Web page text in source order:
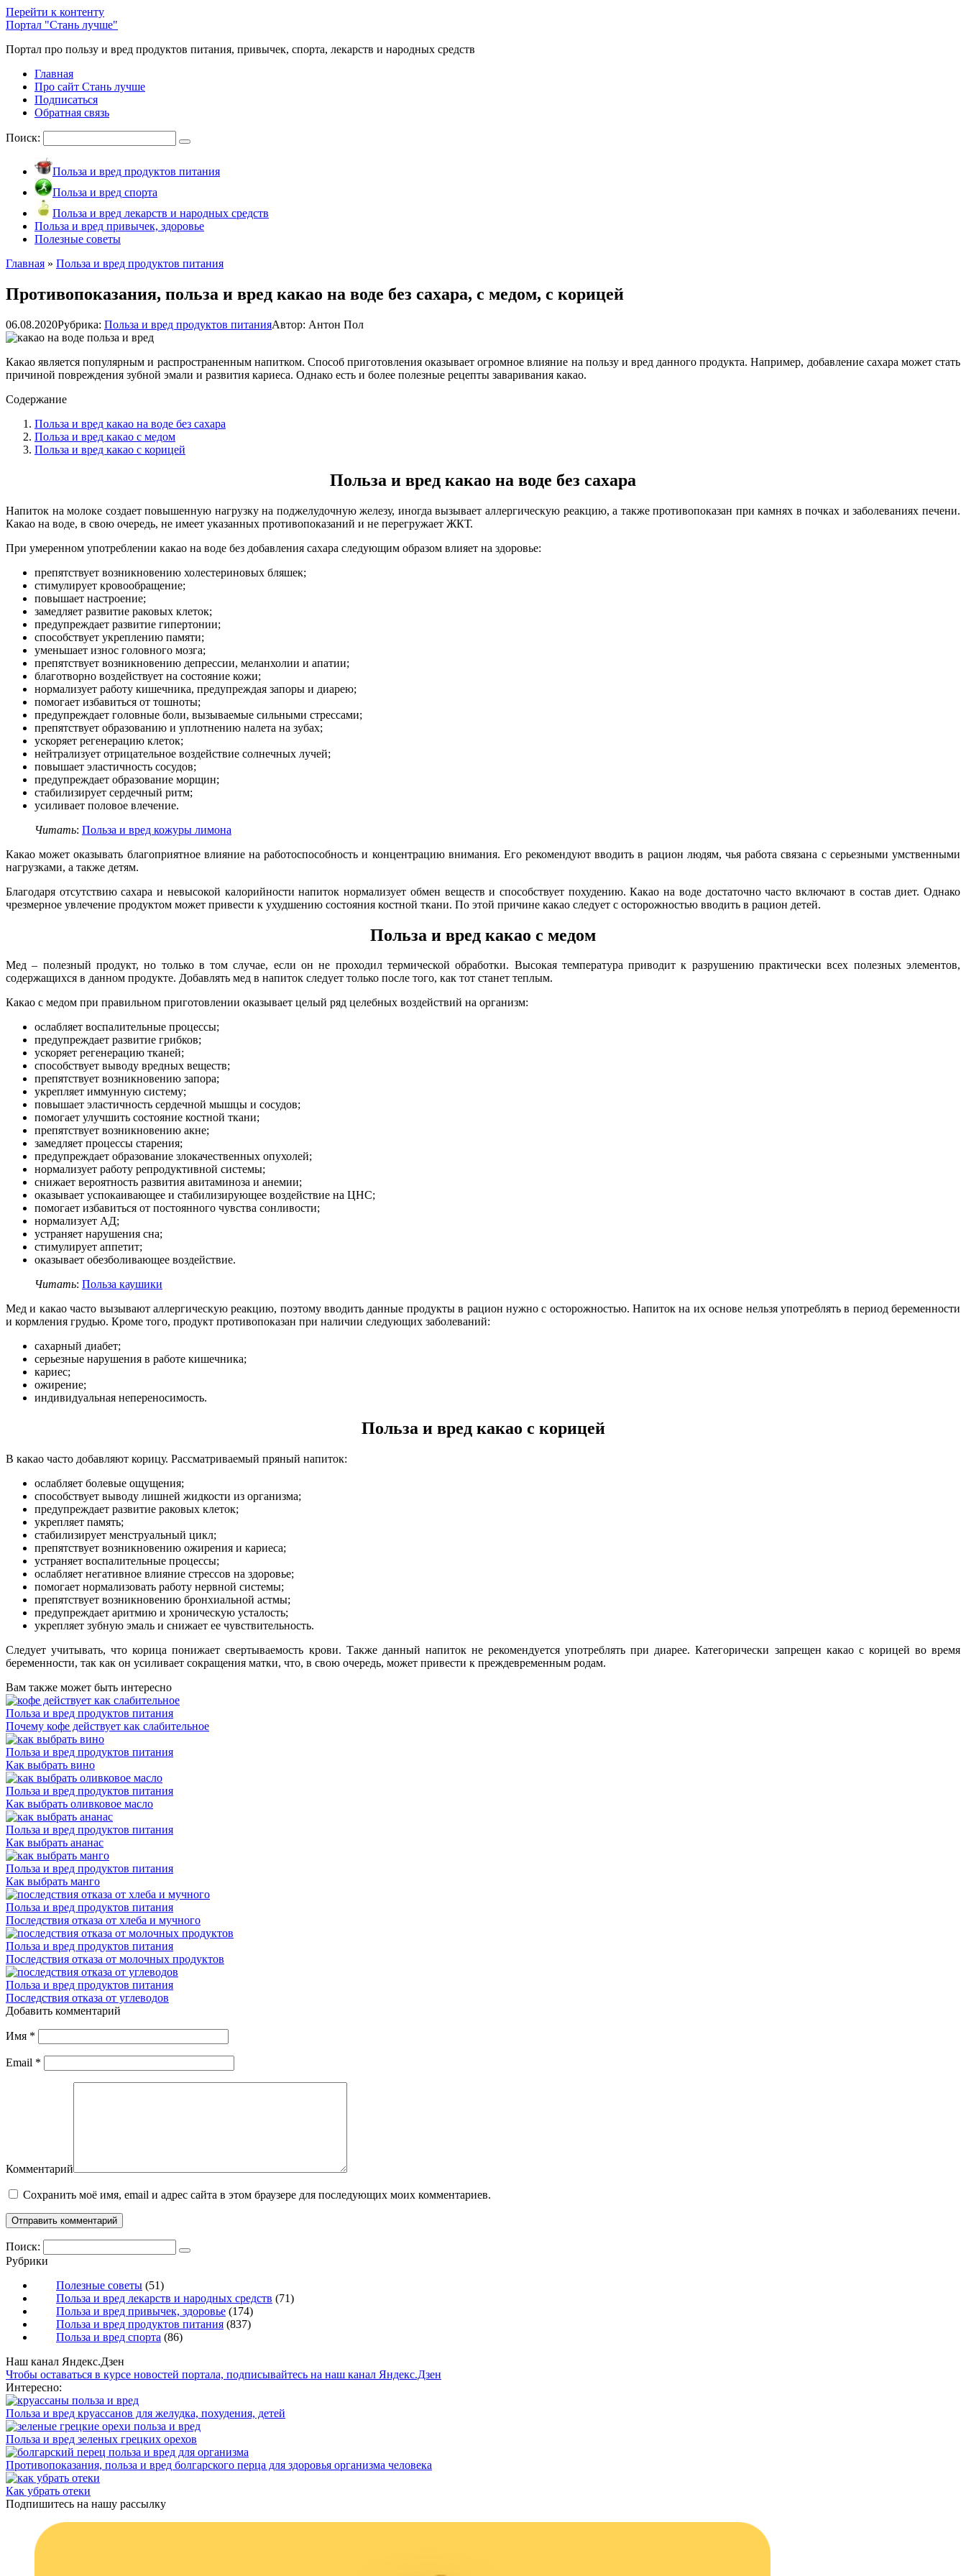
Перейти к контенту
Портал "Стань лучше"
Портал про пользу и вред продуктов питания, привычек, спорта, лекарств и народных средств
Главная
Про сайт Стань лучше
Подписаться
Обратная связь
Поиск:
Польза и вред продуктов питания
Польза и вред спорта
Польза и вред лекарств и народных средств
Польза и вред привычек, здоровье
Полезные советы
Главная » Польза и вред продуктов питания
Противопоказания, польза и вред какао на воде без сахара, с медом, с корицей
06.08.2020Рубрика: Польза и вред продуктов питанияАвтор: Антон Пол
Какао является популярным и распространенным напитком. Способ приготовления оказывает огромное влияние на пользу и вред данного продукта. Например, добавление сахара может стать
причиной повреждения зубной эмали и развития кариеса. Однако есть и более полезные рецепты заваривания какао.
Содержание
Польза и вред какао на воде без сахара
Польза и вред какао с медом
Польза и вред какао с корицей
Польза и вред какао на воде без сахара
Напиток на молоке создает повышенную нагрузку на поджелудочную железу, иногда вызывает аллергическую реакцию, а также противопоказан при камнях в почках и заболеваниях печени.
Какао на воде, в свою очередь, не имеет указанных противопоказаний и не перегружает ЖКТ.
При умеренном употреблении какао на воде без добавления сахара следующим образом влияет на здоровье:
препятствует возникновению холестериновых бляшек;
стимулирует кровообращение;
повышает настроение;
замедляет развитие раковых клеток;
предупреждает развитие гипертонии;
способствует укреплению памяти;
уменьшает износ головного мозга;
препятствует возникновению депрессии, меланхолии и апатии;
благотворно воздействует на состояние кожи;
нормализует работу кишечника, предупреждая запоры и диарею;
помогает избавиться от тошноты;
предупреждает головные боли, вызываемые сильными стрессами;
препятствует образованию и уплотнению налета на зубах;
ускоряет регенерацию клеток;
нейтрализует отрицательное воздействие солнечных лучей;
повышает эластичность сосудов;
предупреждает образование морщин;
стабилизирует сердечный ритм;
усиливает половое влечение.
Читать: Польза и вред кожуры лимона
Какао может оказывать благоприятное влияние на работоспособность и концентрацию внимания. Его рекомендуют вводить в рацион людям, чья работа связана с серьезными умственными
нагрузками, а также детям.
Благодаря отсутствию сахара и невысокой калорийности напиток нормализует обмен веществ и способствует похудению. Какао на воде достаточно часто включают в состав диет. Однако
чрезмерное увлечение продуктом может привести к ухудшению состояния костной ткани. По этой причине какао следует с осторожностью вводить в рацион детей.
Польза и вред какао с медом
Мед – полезный продукт, но только в том случае, если он не проходил термической обработки. Высокая температура приводит к разрушению практически всех полезных элементов,
содержащихся в данном продукте. Добавлять мед в напиток следует только после того, как тот станет теплым.
Какао с медом при правильном приготовлении оказывает целый ряд целебных воздействий на организм:
ослабляет воспалительные процессы;
предупреждает развитие грибков;
ускоряет регенерацию тканей;
способствует выводу вредных веществ;
препятствует возникновению запора;
укрепляет иммунную систему;
повышает эластичность сердечной мышцы и сосудов;
помогает улучшить состояние костной ткани;
препятствует возникновению акне;
замедляет процессы старения;
предупреждает образование злокачественных опухолей;
нормализует работу репродуктивной системы;
снижает вероятность развития авитаминоза и анемии;
оказывает успокаивающее и стабилизирующее воздействие на ЦНС;
помогает избавиться от постоянного чувства сонливости;
нормализует АД;
устраняет нарушения сна;
стимулирует аппетит;
оказывает обезболивающее воздействие.
Читать: Польза каушики
Мед и какао часто вызывают аллергическую реакцию, поэтому вводить данные продукты в рацион нужно с осторожностью. Напиток на их основе нельзя употреблять в период беременности
и кормления грудью. Кроме того, продукт противопоказан при наличии следующих заболеваний:
сахарный диабет;
серьезные нарушения в работе кишечника;
кариес;
ожирение;
индивидуальная непереносимость.
Польза и вред какао с корицей
В какао часто добавляют корицу. Рассматриваемый пряный напиток:
ослабляет болевые ощущения;
способствует выводу лишней жидкости из организма;
предупреждает развитие раковых клеток;
укрепляет память;
стабилизирует менструальный цикл;
препятствует возникновению ожирения и кариеса;
устраняет воспалительные процессы;
ослабляет негативное влияние стрессов на здоровье;
помогает нормализовать работу нервной системы;
препятствует возникновению бронхиальной астмы;
предупреждает аритмию и хроническую усталость;
укрепляет зубную эмаль и снижает ее чувствительность.
Следует учитывать, что корица понижает свертываемость крови. Также данный напиток не рекомендуется употреблять при диарее. Категорически запрещен какао с корицей во время
беременности, так как он усиливает сокращения матки, что, в свою очередь, может привести к преждевременным родам.
Вам также может быть интересно
Польза и вред продуктов питания
Почему кофе действует как слабительное
Польза и вред продуктов питания
Как выбрать вино
Польза и вред продуктов питания
Как выбрать оливковое масло
Польза и вред продуктов питания
Как выбрать ананас
Польза и вред продуктов питания
Как выбрать манго
Польза и вред продуктов питания
Последствия отказа от хлеба и мучного
Польза и вред продуктов питания
Последствия отказа от молочных продуктов
Польза и вред продуктов питания
Последствия отказа от углеводов
Добавить комментарий
Имя *
Email *
Комментарий
Сохранить моё имя, email и адрес сайта в этом браузере для последующих моих комментариев.
Поиск:
Рубрики
Полезные советы (51)
Польза и вред лекарств и народных средств (71)
Польза и вред привычек, здоровье (174)
Польза и вред продуктов питания (837)
Польза и вред спорта (86)
Наш канал Яндекс.Дзен
Чтобы оставаться в курсе новостей портала, подписывайтесь на наш канал Яндекс.Дзен
Интересно:
Польза и вред круассанов для желудка, похудения, детей
Польза и вред зеленых грецких орехов
Противопоказания, польза и вред болгарского перца для здоровья организма человека
Как убрать отеки
Подпишитесь на нашу рассылку